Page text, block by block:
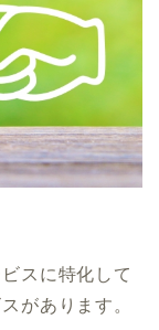
スに特化して
があります。